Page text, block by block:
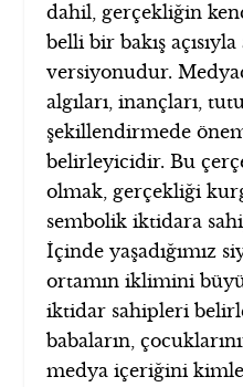
dahil, gerçekliğin
belli bir bakış
versiyonudur.
algıları, inançları,
şekillendirmede
belirleyicidir. Bu
olmak, gerçekliği
sembolik iktidara
İçinde yaşadığımız
ortamın iklimini
iktidar sahipleri
babaların,
medya içeriğini